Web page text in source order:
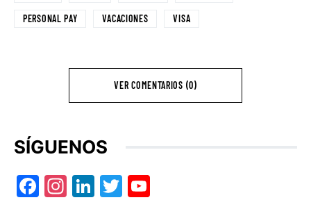
PERSONAL PAY VACACIONES VISA
VER COMENTARIOS (0)
SÍGUENOS
Facebook
Instagram
LinkedIn
Twitter